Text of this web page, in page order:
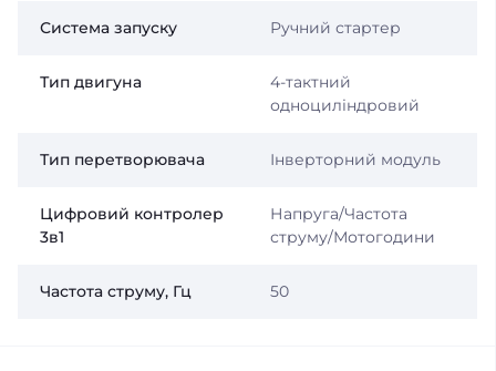
Система запуску Ручний стартер
Тип двигуна
4-тактний
одноциліндровий
Тип перетворювача Інверторний модуль
Цифровий контролер
3в1
Напруга/Частота
струму/Мотогодини
Частота струму, Гц 50